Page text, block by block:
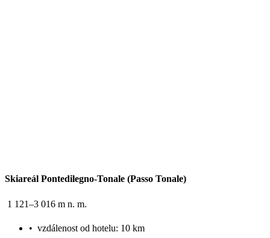
Skiareál Pontedilegno-Tonale (Passo Tonale)
1 121–3 016 m n. m.
• vzdálenost od hotelu: 10 km